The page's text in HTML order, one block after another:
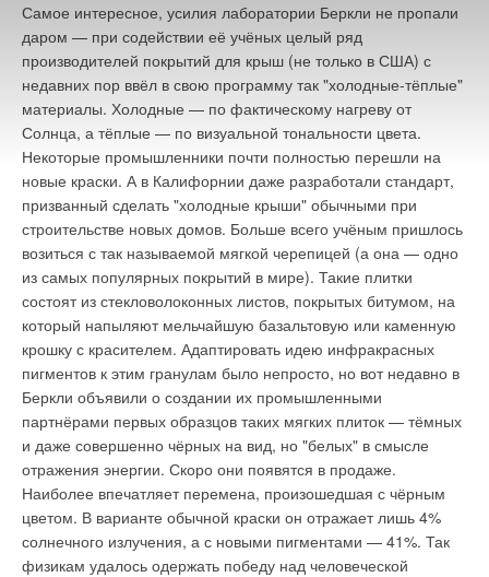
Самое интересное, усилия лаборатории Беркли не пропали
даром — при содействии её учёных целый ряд
производителей покрытий для крыш (не только в США) с
недавних пор ввёл в свою программу так "холодные-тёплые"
материалы. Холодные — по фактическому нагреву от
Солнца, а тёплые — по визуальной тональности цвета.
Некоторые промышленники почти полностью перешли на
новые краски. А в Калифорнии даже разработали стандарт,
призванный сделать "холодные крыши" обычными при
строительстве новых домов. Больше всего учёным пришлось
возиться с так называемой мягкой черепицей (а она — одно
из самых популярных покрытий в мире). Такие плитки
состоят из стекловолоконных листов, покрытых битумом, на
который напыляют мельчайшую базальтовую или каменную
крошку с красителем. Адаптировать идею инфракрасных
пигментов к этим гранулам было непросто, но вот недавно в
Беркли объявили о создании их промышленными
партнёрами первых образцов таких мягких плиток — тёмных
и даже совершенно чёрных на вид, но "белых" в смысле
отражения энергии. Скоро они появятся в продаже.
Наиболее впечатляет перемена, произошедшая с чёрным
цветом. В варианте обычной краски он отражает лишь 4%
солнечного излучения, а с новыми пигментами — 41%. Так
физикам удалось одержать победу над человеческой